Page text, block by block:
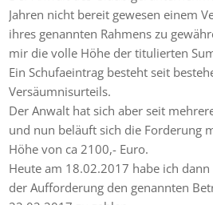
Jahren nicht bereit gewesen einem
ihres genannten Rahmens zu
mir die volle Höhe der titulierten
Ein Schufaeintrag besteht seit
Versäumnisurteils.
Der Anwalt hat sich aber seit
und nun beläuft sich die Forderung
Höhe von ca 2100,- Euro.
Heute am 18.02.2017 habe ich
der Aufforderung den genannten